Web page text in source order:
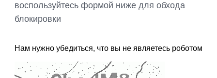
воспользуйтесь формой ниже для обхода
блокировки
Нам нужно убедиться, что вы не являетесь роботом